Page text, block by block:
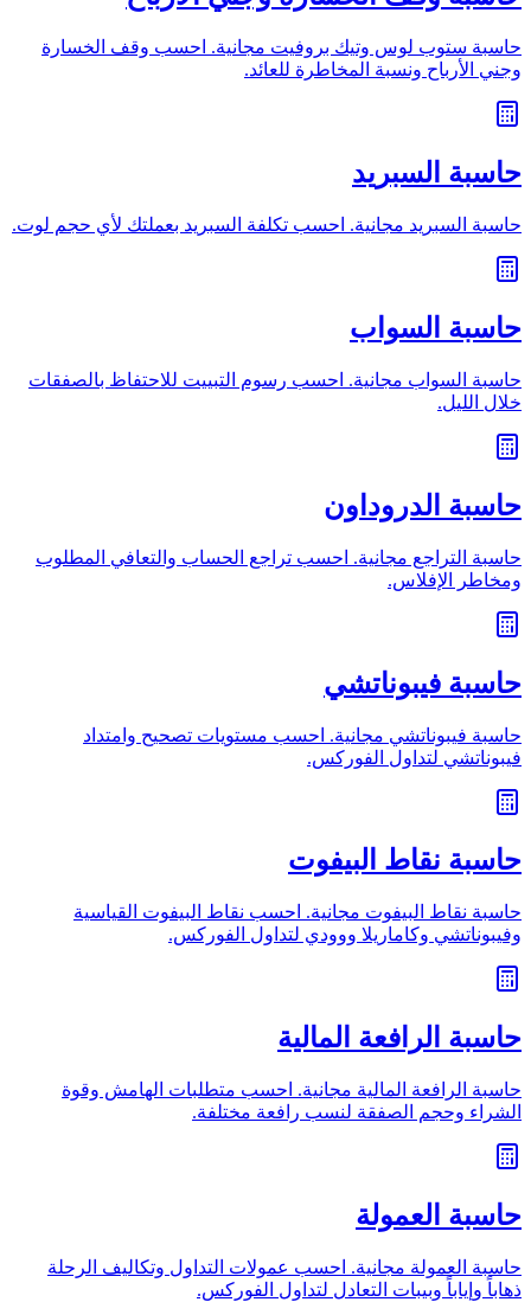
حاسبة ستوب لوس وتيك بروفيت مجانية. احسب وقف الخسارة
وجني الأرباح ونسبة المخاطرة للعائد.
حاسبة السبريد
حاسبة السبريد مجانية. احسب تكلفة السبريد بعملتك لأي حجم لوت.
حاسبة السواب
حاسبة السواب مجانية. احسب رسوم التبييت للاحتفاظ بالصفقات
خلال الليل.
حاسبة الدروداون
حاسبة التراجع مجانية. احسب تراجع الحساب والتعافي المطلوب
ومخاطر الإفلاس.
حاسبة فيبوناتشي
حاسبة فيبوناتشي مجانية. احسب مستويات تصحيح وامتداد
فيبوناتشي لتداول الفوركس.
حاسبة نقاط البيفوت
حاسبة نقاط البيفوت مجانية. احسب نقاط البيفوت القياسية
وفيبوناتشي وكاماريلا ووودي لتداول الفوركس.
حاسبة الرافعة المالية
حاسبة الرافعة المالية مجانية. احسب متطلبات الهامش وقوة
الشراء وحجم الصفقة لنسب رافعة مختلفة.
حاسبة العمولة
حاسبة العمولة مجانية. احسب عمولات التداول وتكاليف الرحلة
ذهاباً وإياباً وبيبات التعادل لتداول الفوركس.